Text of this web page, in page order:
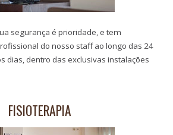
segurança é prioridade, e tem
do nosso staff ao longo das 24
dias, dentro das exclusivas instalações
FISIOTERAPIA